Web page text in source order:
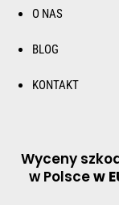
O NAS
BLOG
KONTAKT
Wyceny
w Polscew